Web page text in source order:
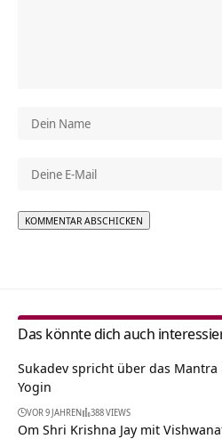
Das könnte dich auch
Sukadev spricht über das Mantra
Yogin
VOR 9 JAHREN 388 VIEWS
Om Shri Krishna Jay mit